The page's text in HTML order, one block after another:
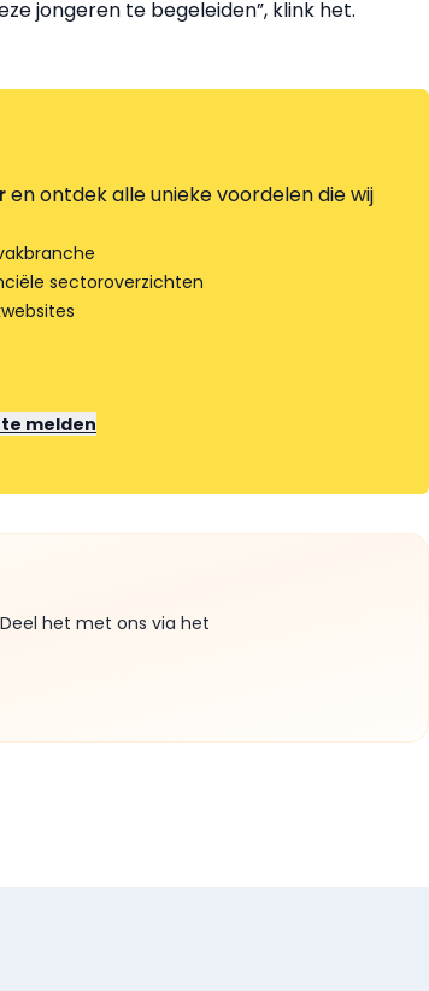
jongeren te begeleiden”, klink het.
en ontdek alle unieke voordelen die wij
sectoroverzichten
melden
het met ons via het